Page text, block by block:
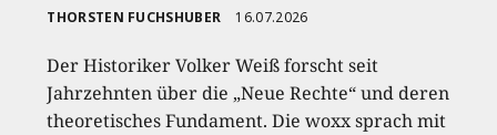
THORSTEN FUCHSHUBER 16.07.2026
Der Historiker Volker Weiß forscht seit
Jahrzehnten über die „Neue Rechte“ und deren
theoretisches Fundament. Die woxx sprach mit